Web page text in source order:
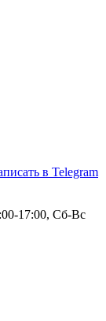
в Telegram
17:00, Сб-Вс